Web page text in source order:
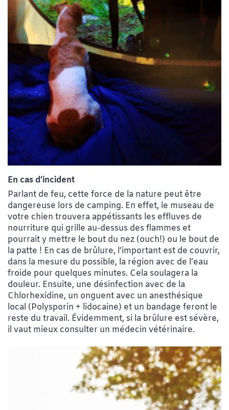
En cas d’incident
Parlant de feu, cette force de la nature peut être
dangereuse lors de camping. En effet, le museau de
votre chien trouvera appétissants les effluves de
nourriture qui grille au-dessus des flammes et
pourrait y mettre le bout du nez (ouch!) ou le bout de
la patte ! En cas de brûlure, l’important est de couvrir,
dans la mesure du possible, la région avec de l’eau
froide pour quelques minutes. Cela soulagera la
douleur. Ensuite, une désinfection avec de la
Chlorhexidine, un onguent avec un anesthésique
local (Polysporin + lidocaine) et un bandage feront le
reste du travail. Évidemment, si la brûlure est sévère,
il vaut mieux consulter un médecin vétérinaire.